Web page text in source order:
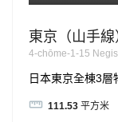
東京（山手線
4-chōme-1-15
日本東京全棟3層
111.53 平方米